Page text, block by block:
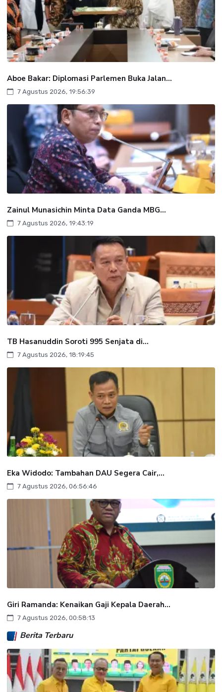
Aboe Bakar: Diplomasi Parlemen Buka Jalan...
7 Agustus 2026, 19:56:39
Zainul Munasichin Minta Data Ganda MBG...
7 Agustus 2026, 19:43:19
TB Hasanuddin Soroti 995 Senjata di...
7 Agustus 2026, 18:19:45
Eka Widodo: Tambahan DAU Segera Cair,...
7 Agustus 2026, 06:56:46
Giri Ramanda: Kenaikan Gaji Kepala Daerah...
7 Agustus 2026, 00:58:13
Berita Terbaru